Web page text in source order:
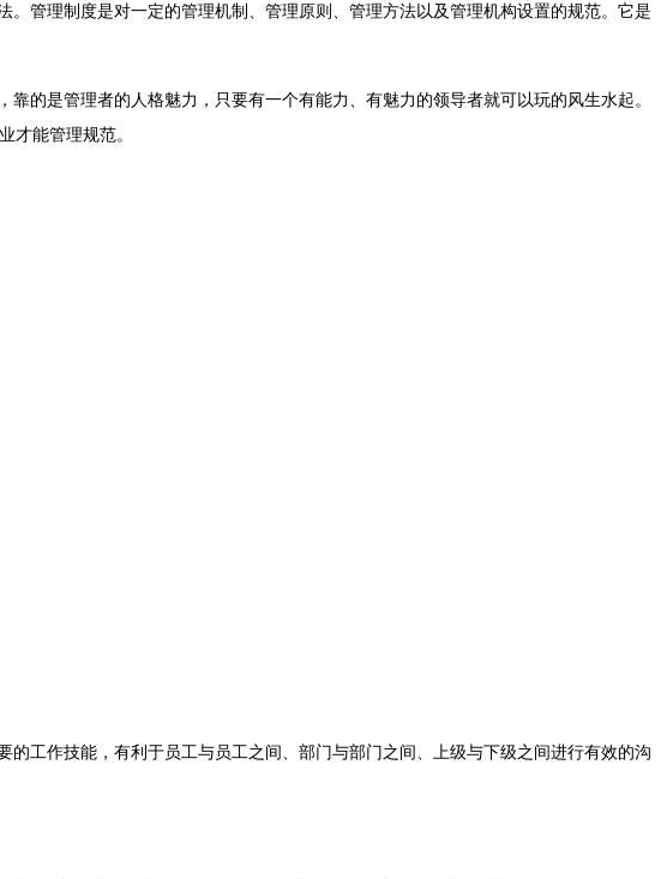
管理制度是对一定的管理机制、管理原则、管理方法以及管理机构设置的规范。它是
的是管理者的人格魅力，只要有一个有能力、有魅力的领导者就可以玩的风生水起。
才能管理规范。
工作技能，有利于员工与员工之间、部门与部门之间、上级与下级之间进行有效的沟